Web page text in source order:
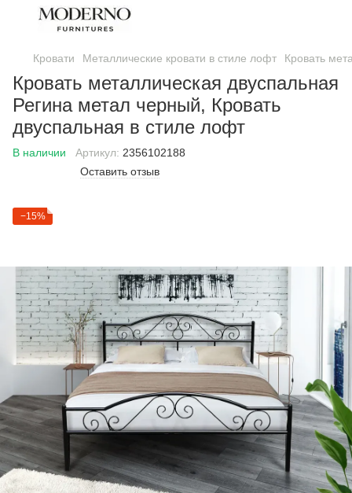
Кровати Металлические кровати в стиле лофт Кровать
Кровать металлическая двуспальная
Регина метал черный, Кровать
двуспальная в стиле лофт
В наличии Артикул: 2356102188
Оставить отзыв
−15%